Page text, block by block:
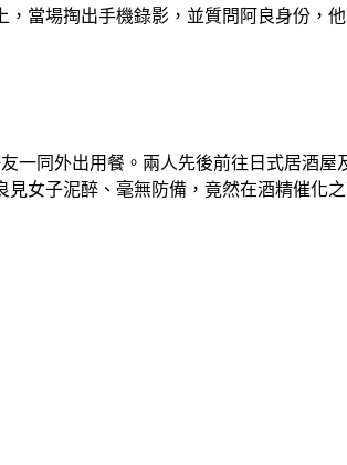
當場掏出手機錄影，並質問阿良身份，
一同外出用餐。兩人先後前往日式居酒
女子泥醉、毫無防備，竟然在酒精催化